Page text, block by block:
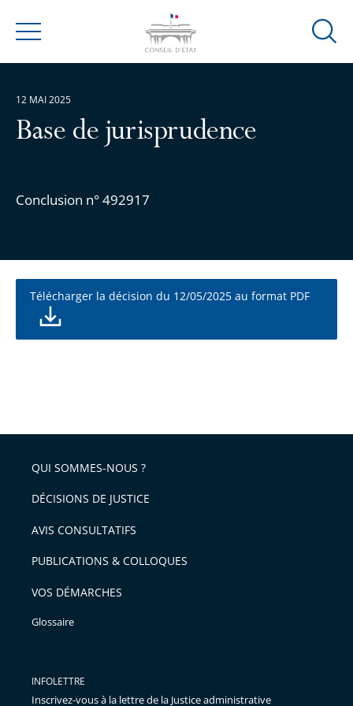
Menu
Ouvrir
Base de jurisprudence
Conclusion n° 492917
12 MAI 2025
Télécharger la décision du 12/05/2025 au format PDF
QUI SOMMES-NOUS ?
DÉCISIONS DE JUSTICE
AVIS CONSULTATIFS
PUBLICATIONS & COLLOQUES
VOS DÉMARCHES
Glossaire
INFOLETTRE
Inscrivez-vous à la lettre de la Justice administrative